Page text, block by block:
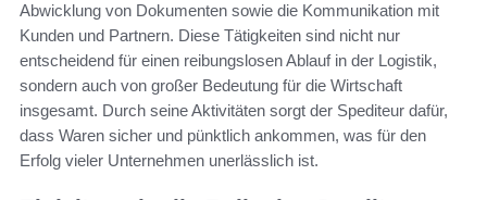
Abwicklung von Dokumenten sowie die Kommunikation mit
Kunden und Partnern. Diese Tätigkeiten sind nicht nur
entscheidend für einen reibungslosen Ablauf in der Logistik,
sondern auch von großer Bedeutung für die Wirtschaft
insgesamt. Durch seine Aktivitäten sorgt der Spediteur dafür,
dass Waren sicher und pünktlich ankommen, was für den
Erfolg vieler Unternehmen unerlässlich ist.